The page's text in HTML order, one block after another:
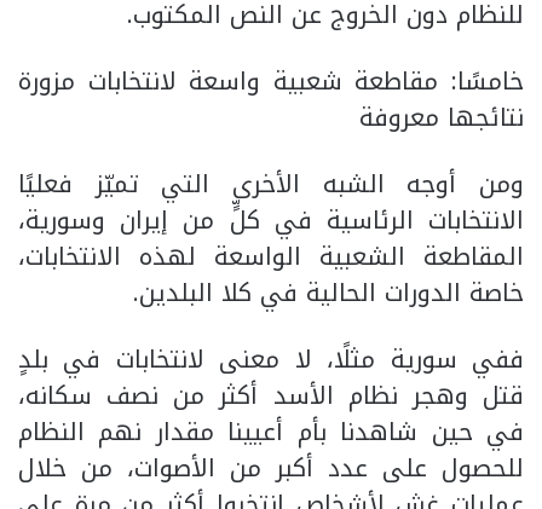
للنظام دون الخروج عن النص المكتوب.
خامسًا: مقاطعة شعبية واسعة لانتخابات مزورة
نتائجها معروفة
ومن أوجه الشبه الأخرى التي تميّز فعليًا
الانتخابات الرئاسية في كلٍّ من إيران وسورية،
المقاطعة الشعبية الواسعة لهذه الانتخابات،
خاصة الدورات الحالية في كلا البلدين.
ففي سورية مثلًا، لا معنى لانتخابات في بلدٍ
قتل وهجر نظام الأسد أكثر من نصف سكانه،
في حين شاهدنا بأم أعيينا مقدار نهم النظام
للحصول على عدد أكبر من الأصوات، من خلال